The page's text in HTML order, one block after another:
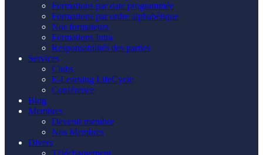
Formations par date programmée
Formations par ordre alphabétique
Nos formateurs
Formations Intra
Responsabilités des parties
Services
Clubs
E-Learning LifeCycle
Conférence
Blog
Membres
Devenir membre
Nos Membres
Divers
Téléchargement